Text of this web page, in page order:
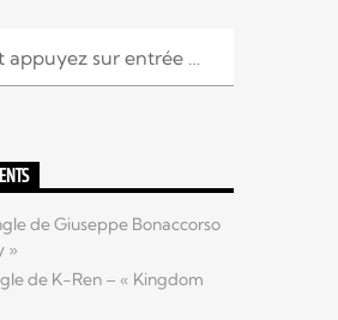
de Giuseppe Bonaccorso
»
de K-Ren – « Kingdom